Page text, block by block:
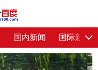
国内新闻 国际新闻